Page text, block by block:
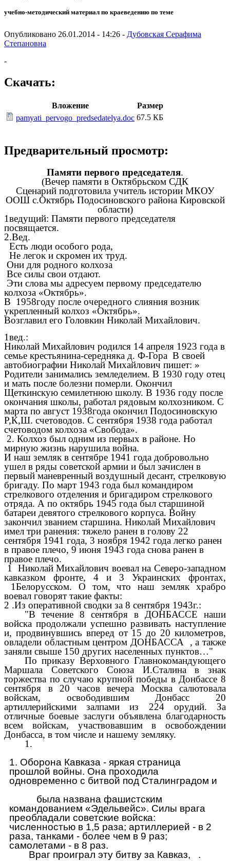
учебно-методический материал по краеведению по теме
Опубликовано 26.01.2014 - 14:26 - Дубовская Серафима
Степановна
-
Скачать:
Вложение
Размер
pamyati_pervogo_predsedatelya.doc 67.5 КБ
Предварительный просмотр:
Памяти первого председателя.
(Вечер памяти в Октябрьском СДК
Сценарий подготовила учитель истории МКОУ
ООШ с.Октябрь Подосиновского района Кировской
области)
1ведущий: Памяти первого председателя
посвящается.
2.Вед.
Есть люди особого рода,
Не легок и скромен их труд.
Они для родного колхоза
Все силы свои отдают.
Эти слова мы адресуем первому председателю
колхоза «Октябрь».
В 1958году после очередного слияния возник
укрепленный колхоз «Октябрь».
Возглавил его Головкин Николай Михайлович.
1вед.:
Николай Михайлович родился 14 апреля 1923 года в
семье крестьянина-середняка д. Ф-Гора В своей
автобиографии Николай Михайлович пишет: »
Родители занимались земледелием. В 1930 году отец
и мать после болезни померли. Окончил
Щеткинскую семилетнюю школу. В 1936 году после
окончания школы, работал рядовым колхозником. С
марта по август 1938года окончил Подосиновскую
Р,К,Ш. счетоводов. С сентября 1938 года работал
счетоводом колхоза «Свобода».
2. Колхоз был одним из первых в районе. Но
мирную жизнь нарушила война.
И наш земляк в сентябре 1941 года добровольно
ушел в ряды советской армии и был зачислен в
первый маневренный воздушный десант, стрелковую
бригаду. По март 1943 года был командиром
стрелкового отделения и бригадиром стрелкового
отряда. А по октябрь 1945 года был старшиной
батареи девятого стрелкового корпуса. Войну
закончил званием старшина. Николай Михайлович
имел три ранения: тяжело ранен в голову 22
сентября 1941 года, 3 ноября 1942 года легко ранен
в правое плечо, 9 июня 1943 года снова ранен в
правое плечо.
1 Николай Михайлович воевал на Северо-западном
кавказком фронте, 4 и 3 Украинских фронтах,
1Белорусском. О том, что наш земляк храбро
воевал говорят такие факты:
2 .Из оперативной сводки за 8 сентября 1943г.:
"В течение 8 сентября в ДОНБАССЕ наши
войска продолжали успешно развивать наступление
и, продвинувшись вперед от 15 до 20 километров,
овладели областным центром ДОНБАССА , а также
заняли свыше 150 других населенных пунктов…"
По приказу Верховного Главнокомандующего
Маршала Советского Союза И.Сталина в знак
торжества по случаю крупной победы в Донбассе 8
сентября в 20 часов вечера Москва салютовала
войскам, освободившим Донбасс 20
артиллерийскими залпами из 224 орудий. За
отличные боевые заслуги объявлена благодарность
всем войскам, участвовавшим в освобождении
Донбасса, в том числе и нашему земляку.
1.
1. Оборона Кавказа - яркая страница
прошлой войны. Она проходила
одновременно с битвой под Сталинградом и
была названа фашистским
командованием «Эдельвейс». Силы врага
преобладали советские войска:
численностью в 1,5 раза; артиллерией - в 2
раза, танками - более чем в 9 раз;
самолетами - в 8 раз.
Враг проиграл эту битву за Кавказ, .